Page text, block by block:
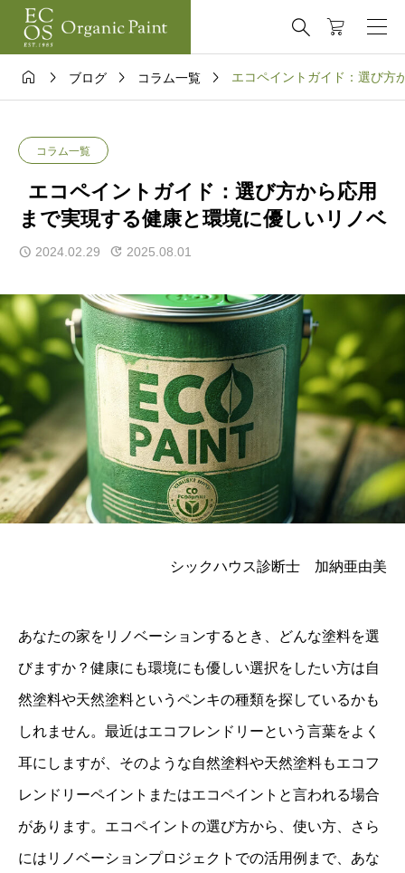

  ブログ  コラム一覧  エコペイントガイド：選び方
コラム一覧
エコペイントガイド：選び方から応用
まで実現する健康と環境に優しいリノベ
2024.02.29 2025.08.01
シックハウス診断士 加納亜由美
あなたの家をリノベーションするとき、どんな塗料を選
びますか？健康にも環境にも優しい選択をしたい方は自
然塗料や天然塗料というペンキの種類を探しているかも
しれません。最近はエコフレンドリーという言葉をよく
耳にしますが、そのような自然塗料や天然塗料もエコフ
レンドリーペイントまたはエコペイントと言われる場合
があります。エコペイントの選び方から、使い方、さら
にはリノベーションプロジェクトでの活用例まで、あな